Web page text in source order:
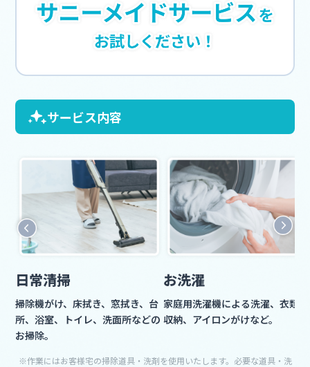
サービス内容
日常清掃
掃除機がけ、床拭き、窓拭き、台
所、浴室、トイレ、洗面所などの
お掃除。
お洗濯
家庭用洗濯機による洗濯、衣類の
収納、アイロンがけなど。
※作業にはお客様宅の掃除道具・洗剤を使用いたします。必要な道具・洗